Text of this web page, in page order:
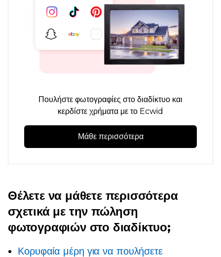
Πουλήστε φωτογραφίες στο διαδίκτυο και
κερδίστε χρήματα με το Ecwid
Μάθε περισσότερα
Θέλετε να μάθετε περισσότερα
σχετικά με την πώληση
φωτογραφιών στο διαδίκτυο;
Κορυφαία μέρη για να πουλήσετε